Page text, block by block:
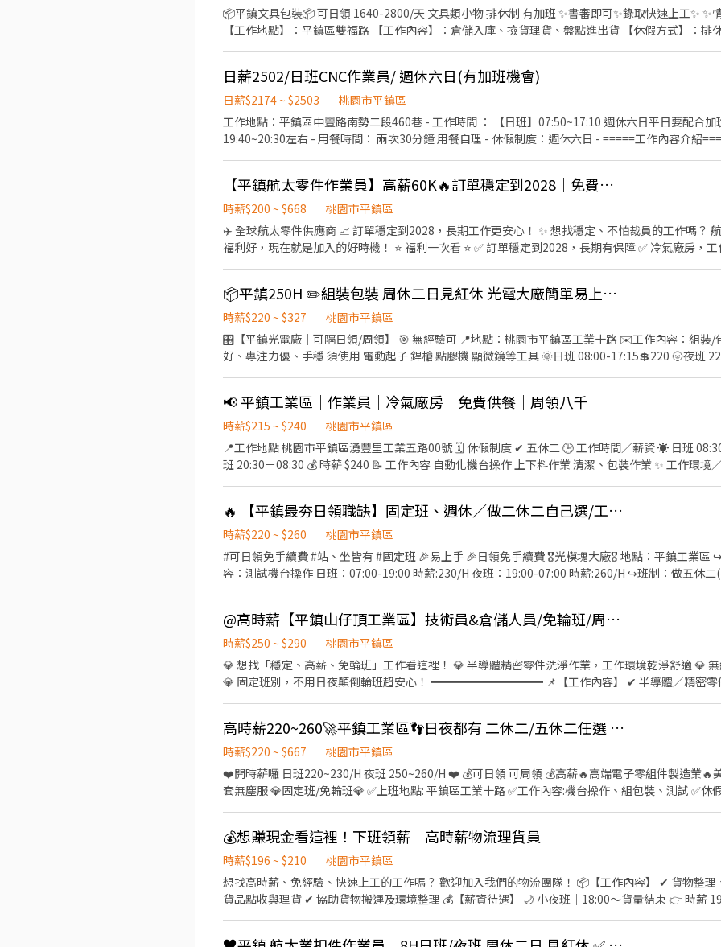
📦平鎮文具包裝📦 可日領 1640-2800/天 文具類小物 排休制 有加班 ✨書審即可✨錄取快速上工✨ ✨情侶、朋友一起上工也OK!✨
【工作地點】：平鎮區雙福路 【工作內容】：倉儲入庫、撿貨理貨、盤點進出貨 【休假方式】：排
徵請詢問我❤️ ❤️馬上為你安排❤️ 這裡加 👉 : @304xehir (要加@喔!!!) 📱 📱 電話 : 0973-678-006 優
https://lin.ee/l0gXf3R
日薪2502/日班CNC作業員/ 週休六日(有加班機會)
日薪$2174 ~ $2503
桃園市平鎮區
工作地點：平鎮區中豐路南勢二段460巷 - 工作時間 ： 【日班】07:50~17:10 週休六日平日要配合
19:40~20:30左右 - 用餐時間： 兩次30分鐘 用餐自理 - 休假制度：週休六日 - =====工作內容介紹
【平鎮航太零件作業員】高薪60K🔥訂單穩定到2028｜免費供餐｜周休 #LL-
時薪$200 ~ $668
桃園市平鎮區
✈️ 全球航太零件供應商 📈 訂單穩定到2028，長期工作更安心！ ✨ 想找穩定、不怕裁員的工作嗎？ 航太產業持續成長，固定班、
福利好，現在就是加入的好時機！ ⭐ 福利一次看 ⭐ ✅ 訂單穩定到2028，長期有保障 ✅ 冷氣廠房，工作環境舒適 ✅ 免費供餐，每
日班 08:30－17:00 🍱 用餐時間 12:00－12:30 🌙 夜班 20:30－05:00 🍱 用餐時間 00:00－00:30 📌 夜班需先於日班受訓約 2～4
週，依學習狀況安排下夜班。 💰 薪資待遇 💵 日班：時薪 200 元 👉 月收約 35,200～47,528 元 🌙 夜班：時薪 250 元 👉 月收約
44,000～59,410 元 🍱 休假／福利 📅 周休二日，見紅就休 🍽️ 員工餐廳免費供餐 🛵🚗 免費汽、機車停車位 -----------------------
--------------- ❤找Lynn面試快速又方便，加入立馬預約➜ @084hirvg❤
═══════════════════════════ ►可按連結填寫線上履歷優先推薦安排
請按連結加入官方聯繫後續 https://lin.ee/m2DtYDy 歡迎加聯繫~找琳恩
📦平鎮250H ✏️組裝包裝 周休二日見紅休 光電大廠簡單易上手💻
時薪$220 ~ $327
桃園市平鎮區
🎛️【平鎮光電廠｜可隔日領/周領】 🎯 無經驗可 📍地點：桃園市平鎮區工業十路 ✉️工作內容：組裝/包裝 產品零件細小.須視力
好、專注力優、手穩 須使用 電動起子 銲槍 點膠機 顯微鏡等工具 🌞日班 08:00-17:15💲220 🌝夜班 22:00-07:15💲250 🧼休假：周
📢 平鎮工業區｜作業員｜冷氣廠房｜免費供餐｜周領八千
時薪$215 ~ $240
桃園市平鎮區
📍工作地點 桃園市平鎮區湧豐里工業五路00號 🗓️ 休假制度 ✔ 五休二 🕒 工作時間／薪資 ☀ 日班 08:30－20:30 💰 時薪 $215 🌙 夜
班 20:30－08:30 💰 時薪 $240 📝 工作內容 自動化機台操作 上下料作業 清潔、包裝作業 ✨ 工作環境／福利 ❄️ 冷氣廠房 🍱 免費供
🔥 【平鎮最夯日領職缺】固定班、週休／做二休二自己選/工作簡單站、坐皆有
時薪$220 ~ $260
桃園市平鎮區
#可日領免手續費 #站、坐皆有 #固定班 🎉易上手 🎉日領免手續費 🎖光模塊大廠🎖 地點：平鎮工業區 ↪︎班制：作二休二 工作內
容：測試機台操作 日班：07:00-19:00 時薪:230/H 夜班：19:00-07:00 時薪:260/H ↪︎班制：做五休二(週休六、日) 工作內容：組
@高時薪【平鎮山仔頂工業區】技術員&倉儲人員/免輪班/周休二日/可周領/無經驗可
時薪$250 ~ $290
桃園市平鎮區
💎 想找「穩定、高薪、免輪班」工作看這裡！ 💎 半導體精密零件洗淨作業，工作環境乾淨舒適 💎
💎 固定班別，不用日夜顛倒輪班超安心！ ━━━━━━━━━━ 📌【工作內容】 ✔ 半導體／精密零件洗淨作業 ✔ 清洗設備機台
薪 $250元 中班15:00－24:00 時薪 $265元 夜班23:00－08:00 時薪 $290元 ※ 中間休息1小時，每日工作8小時 📌 八小時制／週休
二日 📌 休假：五六 或 日一（依單位安排） ━━━━━━━━━━ 🎁【福利制度】 ✅ 勞保／健保／勞退6％ ✅ 團體保險 ✅ 三節
禮券／禮盒 ✅ 上百家特約商店優惠 ✅ 穩定加班機會，想多賺沒問題！ ━━━━━━━━━━ 📣【應徵條件】 ✔ 可接受穿著無塵
衣 ✔ 可配合加班 ✔ 無經驗可、二度就業可 🔥 想進入半導體產業、穩定賺高薪，現在就是好機會！ ------------------------------
----------------------------------------- 報名請加好友，告知大名跟電話專員優先回覆唷 ✅聯絡窗口
搜尋：@425gsxrr -想了解更多工作資訊快加我唷 -
高時薪220~260🚀平鎮工業區👣日夜都有 二休二/五休二任選 書審 CC
時薪$220 ~ $667
桃園市平鎮區
❤️開時薪囉 日班220~230/H 夜班 250~260/H ❤️ 💰可日領 可周領 💰高薪🔥高端電子零組件製造業🔥美國光模組最大供應商 ⭐需全
套無塵服 💎固定班/免輪班💎 ✅上班地點: 平鎮區工業十路 ✅工作內容:機台操作、組包裝、測試 ✅休
一周 都要在日班上課 －－－－－－－－－－－－－－－－－ 🚀 快速預約報名！ 📞 立即報名！ 電洽：0971222010（小C） 🆔 Ｋ
💰想賺現金看這裡！下班領薪｜高時薪物流理貨員
時薪$196 ~ $210
桃園市平鎮區
想找高時薪、免經驗、快速上工的工作嗎？ 歡迎加入我們的物流團隊！ 📦【工作內容】 ✔ 貨物整理、分類 ✔ 包裝、貼標作業 ✔
貨品點收與理貨 ✔ 協助貨物搬運及環境整理 💰【薪資待遇】 🌙 小夜班｜18:00～貨量結束 👉 時薪 196元 🌃 夜班｜00:30～貨量